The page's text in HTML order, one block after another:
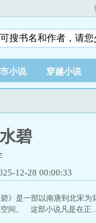
小说 穿越小说
碧
12-28 00:00:33
碧》是一部以南唐到北宋
间。 这部小说凡是在正...